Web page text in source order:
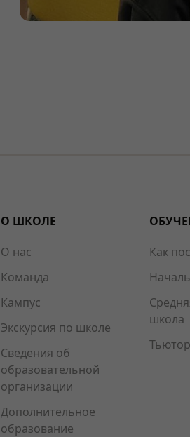
О ШКОЛЕ
О нас
Команда
Кампус
Экскурсия по школе
Сведения об
образовательной
организации
Дополнительное
образование
Как
школа